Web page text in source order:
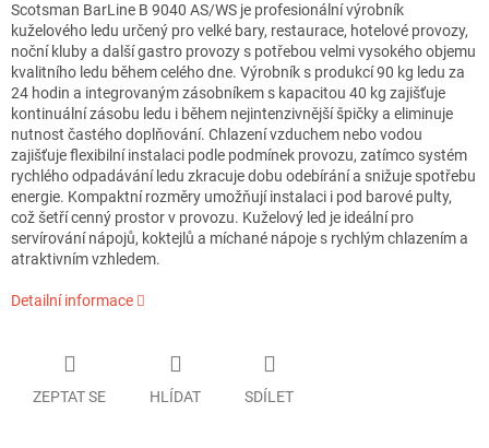
Scotsman BarLine B 9040 AS/WS je profesionální výrobník
kuželového ledu určený pro velké bary, restaurace, hotelové provozy,
noční kluby a další gastro provozy s potřebou velmi vysokého objemu
kvalitního ledu během celého dne. Výrobník s produkcí 90 kg ledu za
24 hodin a integrovaným zásobníkem s kapacitou 40 kg zajišťuje
kontinuální zásobu ledu i během nejintenzivnější špičky a eliminuje
nutnost častého doplňování. Chlazení vzduchem nebo vodou
zajišťuje flexibilní instalaci podle podmínek provozu, zatímco systém
rychlého odpadávání ledu zkracuje dobu odebírání a snižuje spotřebu
energie. Kompaktní rozměry umožňují instalaci i pod barové pulty,
což šetří cenný prostor v provozu. Kuželový led je ideální pro
servírování nápojů, koktejlů a míchané nápoje s rychlým chlazením a
atraktivním vzhledem.
Detailní informace
ZEPTAT SE HLÍDAT SDÍLET